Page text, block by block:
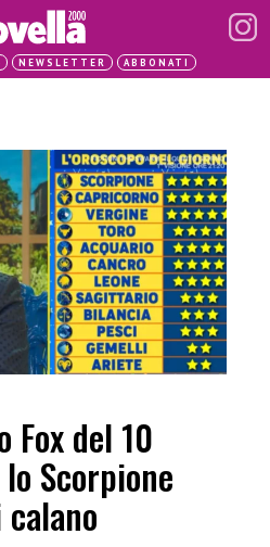
NEWSLETTER ABBONATI
Fox del 10
Scorpione